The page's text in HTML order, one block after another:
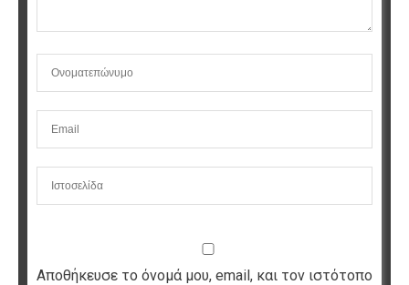
Αποθήκευσε το όνομά μου, email, και τον ιστότοπο